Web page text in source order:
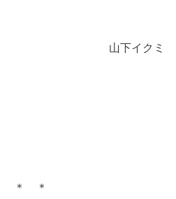
山下イクミ
＊ ＊